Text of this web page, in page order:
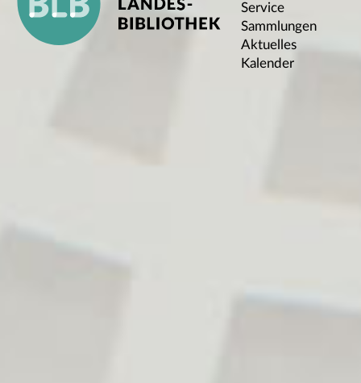
Service
Sammlungen
Aktuelles
Kalender